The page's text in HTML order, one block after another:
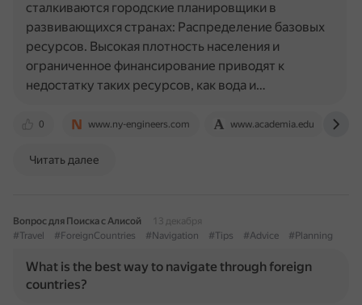
0 www.ny-engineers.com www.academia.edu
сталкиваются городские планировщики в
развивающихся странах: Распределение базовых
ресурсов. Высокая плотность населения и
ограниченное финансирование приводят к
недостатку таких ресурсов, как вода и…
Читать далее
Вопрос для Поиска с Алисой
13 декабря
#Travel
#ForeignCountries #Navigation #Tips #Advice #Planning
What is the best way to navigate through foreign
countries?